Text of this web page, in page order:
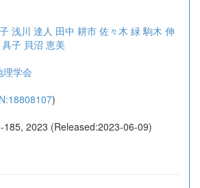
浅川 達人 田中 耕市 佐々木 緑 駒木 伸
子 貝沼 恵美
理学会
)
2023 (Released:2023-06-09)